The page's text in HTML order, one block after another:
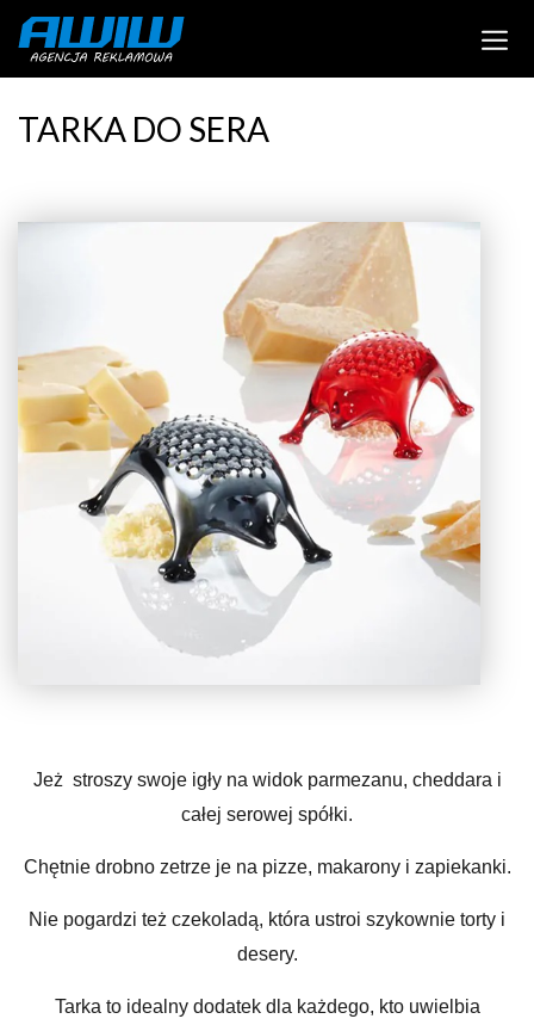
TARKA DO SERA
Jeż stroszy swoje igły na widok parmezanu, cheddara i
całej serowej spółki.
Chętnie drobno zetrze je na pizze, makarony i zapiekanki.
Nie pogardzi też czekoladą, która ustroi szykownie torty i
desery.
Tarka to idealny dodatek dla każdego, kto uwielbia